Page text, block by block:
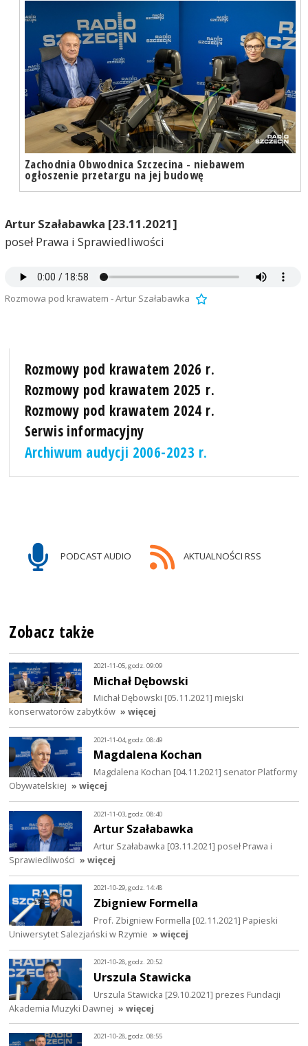
Zachodnia Obwodnica Szczecina - niebawem
ogłoszenie przetargu na jej budowę
Artur Szałabawka [23.11.2021]
poseł Prawa i Sprawiedliwości
Rozmowa pod krawatem - Artur Szałabawka
Rozmowy pod krawatem 2026 r.
Rozmowy pod krawatem 2025 r.
Rozmowy pod krawatem 2024 r.
Serwis informacyjny
Archiwum audycji 2006-2023 r.
PODCAST AUDIO AKTUALNOŚCI RSS
Zobacz także
2021-11-05, godz. 09:09
Michał Dębowski
Michał Dębowski [05.11.2021] miejski
konserwatorów zabytków » więcej
2021-11-04, godz. 08:49
Magdalena Kochan
Magdalena Kochan [04.11.2021] senator Platformy
Obywatelskiej » więcej
2021-11-03, godz. 08:40
Artur Szałabawka
Artur Szałabawka [03.11.2021] poseł Prawa i
Sprawiedliwości » więcej
2021-10-29, godz. 14:48
Zbigniew Formella
Prof. Zbigniew Formella [02.11.2021] Papieski
Uniwersytet Salezjański w Rzymie » więcej
2021-10-28, godz. 20:52
Urszula Stawicka
Urszula Stawicka [29.10.2021] prezes Fundacji
Akademia Muzyki Dawnej » więcej
2021-10-28, godz. 08:55